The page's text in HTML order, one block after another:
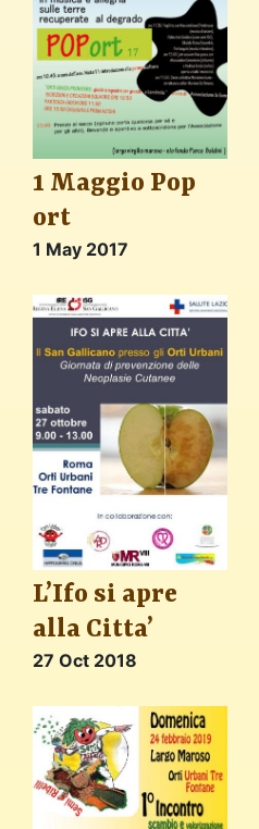
1 Maggio Pop
ort
1 May 2017
L’Ifo si apre
alla Citta’
27 Oct 2018